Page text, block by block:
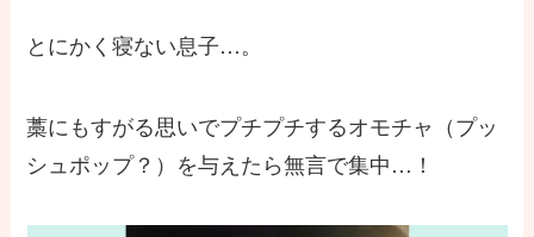
とにかく寝ない息子…。
藁にもすがる思いでプチプチするオモチャ（プッ
シュポップ？）を与えたら無言で集中…！